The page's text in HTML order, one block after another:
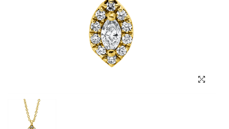
3D TRAURINGKONFIGURATION